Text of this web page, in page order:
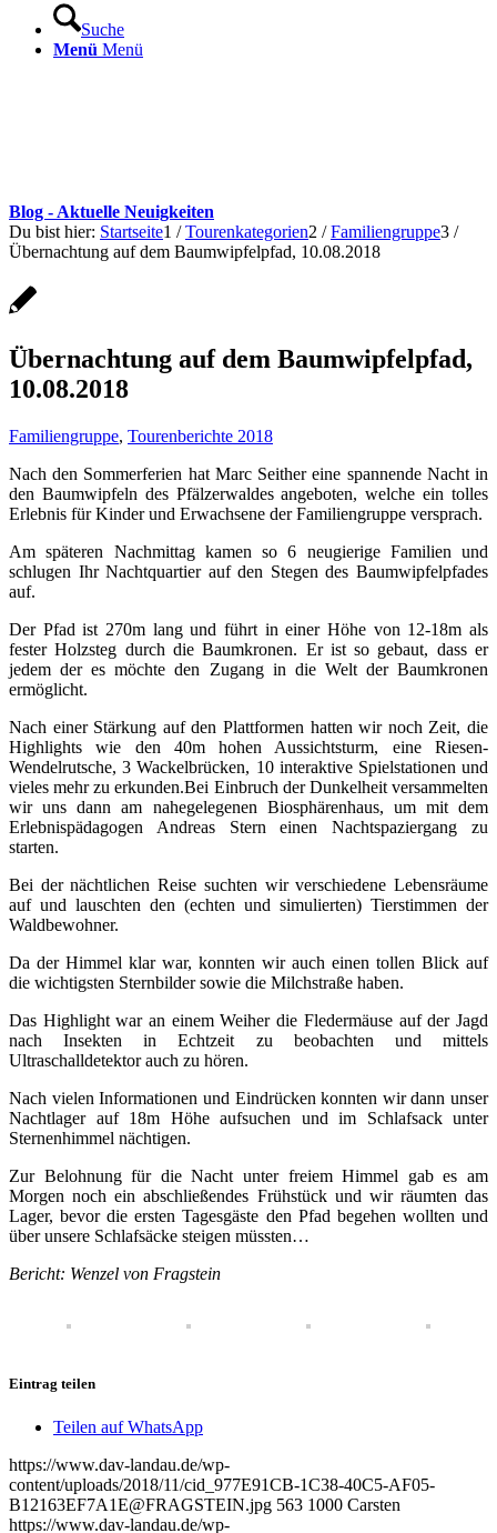
Suche
Menü Menü
Blog - Aktuelle Neuigkeiten
Du bist hier: Startseite1 / Tourenkategorien2 / Familiengruppe3 /
Übernachtung auf dem Baumwipfelpfad, 10.08.2018
Übernachtung auf dem Baumwipfelpfad,
10.08.2018
Familiengruppe, Tourenberichte 2018
Nach den Sommerferien hat Marc Seither eine spannende Nacht in
den Baumwipfeln des Pfälzerwaldes angeboten, welche ein tolles
Erlebnis für Kinder und Erwachsene der Familiengruppe versprach.
Am späteren Nachmittag kamen so 6 neugierige Familien und
schlugen Ihr Nachtquartier auf den Stegen des Baumwipfelpfades
auf.
Der Pfad ist 270m lang und führt in einer Höhe von 12-18m als
fester Holzsteg durch die Baumkronen. Er ist so gebaut, dass er
jedem der es möchte den Zugang in die Welt der Baumkronen
ermöglicht.
Nach einer Stärkung auf den Plattformen hatten wir noch Zeit, die
Highlights wie den 40m hohen Aussichtsturm, eine Riesen-
Wendelrutsche, 3 Wackelbrücken, 10 interaktive Spielstationen und
vieles mehr zu erkunden.Bei Einbruch der Dunkelheit versammelten
wir uns dann am nahegelegenen Biosphärenhaus, um mit dem
Erlebnispädagogen Andreas Stern einen Nachtspaziergang zu
starten.
Bei der nächtlichen Reise suchten wir verschiedene Lebensräume
auf und lauschten den (echten und simulierten) Tierstimmen der
Waldbewohner.
Da der Himmel klar war, konnten wir auch einen tollen Blick auf
die wichtigsten Sternbilder sowie die Milchstraße haben.
Das Highlight war an einem Weiher die Fledermäuse auf der Jagd
nach Insekten in Echtzeit zu beobachten und mittels
Ultraschalldetektor auch zu hören.
Nach vielen Informationen und Eindrücken konnten wir dann unser
Nachtlager auf 18m Höhe aufsuchen und im Schlafsack unter
Sternenhimmel nächtigen.
Zur Belohnung für die Nacht unter freiem Himmel gab es am
Morgen noch ein abschließendes Frühstück und wir räumten das
Lager, bevor die ersten Tagesgäste den Pfad begehen wollten und
über unsere Schlafsäcke steigen müssten…
Bericht: Wenzel von Fragstein
Eintrag teilen
Teilen auf WhatsApp
https://www.dav-landau.de/wp-
content/uploads/2018/11/cid_977E91CB-1C38-40C5-AF05-
B12163EF7A1E@FRAGSTEIN.jpg 563 1000 Carsten
https://www.dav-landau.de/wp-